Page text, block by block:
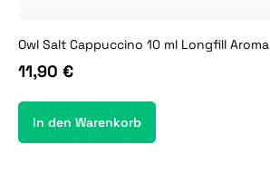
Owl Salt Cappuccino 10 ml Longfill Aroma
11,90 €
In den Warenkorb